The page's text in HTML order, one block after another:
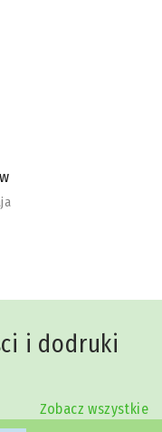
i dodruki
Zobacz wszystkie